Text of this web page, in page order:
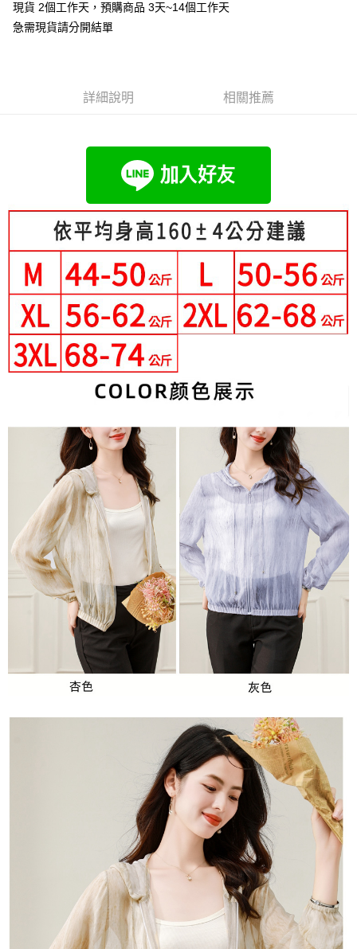
大哥付你分期
2.付款方式選擇「大哥付你分期」，訂單成立後會自動跳轉到大哥付的交易
4.訂單成立30分鐘內，如未前往確認交易或遇審核未通過，訂單將自動取
消。如遇「轉專審核」未通過狀況，表示未達大哥付你分期系統評分，恕無
1.分期款項不併入電信帳單，「大哥付你分期」於每月結算日後寄送繳費提
醒簡訊。
2.透過簡訊連結打開帳單後，可選擇「超商條碼／台灣大直營門市／銀行轉
帳／街口支付／iPASS MONEY」等通路繳費。
【注意事項】
1.本服務係由「台灣大哥大股份有限公司」（以下簡稱本公司）所提供，讓
用戶於交易時，得透過本服務購買商品或服務，並由商店將買賣／分期付款
買賣價金債權讓與本公司後，依約使用本公司帳單繳交帳款。
2.基於同意付款使用「大哥付你分期」之契約關係目的，商店將以您的個人
資料（包含姓名、電話或地址）提供予台灣大哥大進項蒐集、處理及利用，
由本公司與您本人進行分期帳單所需資料之確認、核對及更正。
3.完整用戶服務條款，請詳閱以下連結：
https://oppay.tw/userRule
１．簡單：不需註冊會員、不需綁卡、不需儲值。
２．便利：只要手機號碼，簡訊認證，即可結帳。
３．安心：先確認商品／服務後，再付款。
【「AFTEE先享後付」結帳流程】
１．於結帳方式選擇「AFTEE先享後付」後，將跳轉至「AFTEE先享後付」
結帳頁面，進行簡訊認證並確認金額後，即可完成結帳。
３．收到繳費通知簡訊後14天內，點擊此簡訊中的連結，可透過四大超商／
ATM／網路銀行／等多元方式進行付款，方視為交易完成。
※ 請注意：結帳手續完成當下不需立刻繳費，但若您需要取消訂單，請聯絡
購買商品的店家。未經商家同意取消之訂單仍視為有效，需透過AFTEE先享
後付繳納相關費用。
※ 交易是否成功請以「AFTEE先享後付 」之結帳頁面顯示為準，若有關於
是否繳費成功／繳費後需取消欲退款等相關疑問，請聯繫「AFTEE先享後付
客戶支援中心」https://netprotections.freshdesk.com/support/home
易，需依本服務之必要範圍內提供個人資料，並將交易相關給付款項請求債
權轉讓予恩沛科技股份有限公司。
２．關於個人資料處理事宜，請瀏覽以下網址：
https://aftee.tw/terms/#terms3
３．未成年的使用者請事先徵得法定代理人或監護人之同意方可使用
「AFTEE先享後付」，若未經同意申辦者引起之損失，本公司不負相關責
任。
４．使用「AFTEE先享後付」時，將依據個別帳號之用戶狀況，依本公司即
時審查核予不同之上限額度；若仍有額度不足之情形，本公司將視審查結果
請求用戶進行身份認證。
５．嚴禁一人註冊多個帳號或使用他人資訊註冊。若發現惡意使用之情形，
恩沛科技股份有限公司將有權停止該用戶之使用額度並採取法律行動。
「Hami Point」為中華電信所提供之點數服務，可於會員專區綁定中華電信
會員帳號後，即可在購物車使用 Hami Point 折抵消費金額 (1點等於1元)。
運送方式
全家付款取貨
每筆NT$80，滿NT$699(含以上)免運費
付款後全家取貨
每筆NT$80，滿NT$699(含以上)免運費
付款後萊爾富取貨
每筆NT$80，滿NT$699(含以上)免運費
付款後7-11取貨
每筆NT$80，滿NT$699(含以上)免運費
每筆NT$70，滿NT$699(含以上)免運費
離島-郵局寄送
每筆NT$90，滿NT$699(含以上)免運費
國家/地區配送 查看運費
現貨 2個工作天，預購商品 3天~14個工作天
急需現貨請分開結單
詳細說明 相關推薦